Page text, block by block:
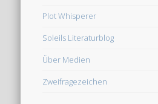
Plot Whisperer
Soleils Literaturblog
Über Medien
Zweifragezeichen